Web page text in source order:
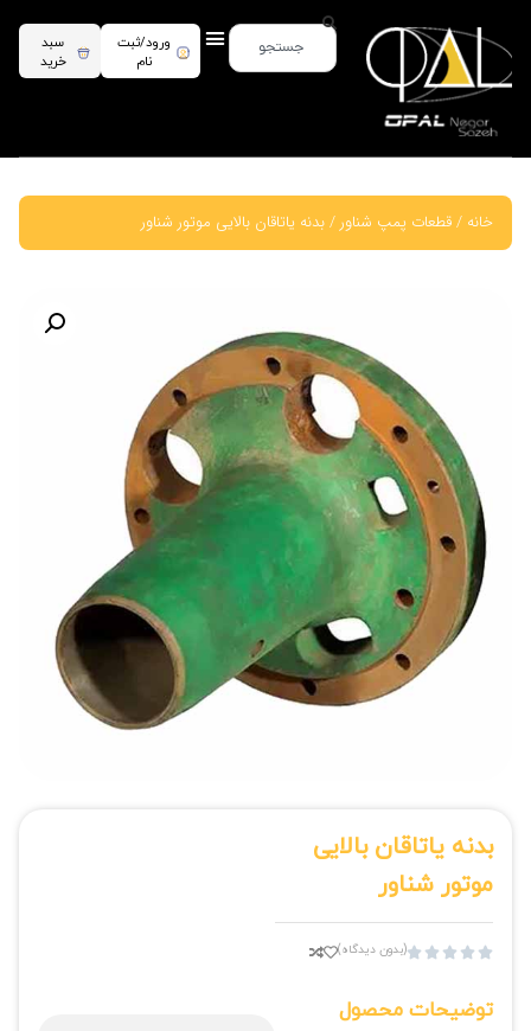
ورود/ثبت
نام
سبد
خرید
خانه /قطعات پمپ شناور / بدنه یاتاقان بالایی موتور شناور
بدنه یاتاقان بالایی
موتور شناور




(بدون دیدگاه)
توضیحات محصول